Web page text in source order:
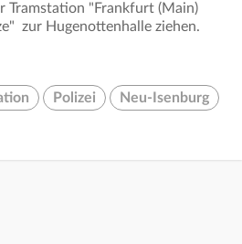
Tramstation "Frankfurt (Main)
zur Hugenottenhalle ziehen.
Polizei Neu-Isenburg